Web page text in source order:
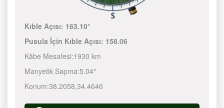
Kıble Açısı: 163.10°
Pusula İçin Kıble Açısı: 158.06
Kâbe Mesafesi:1930 km
Manyetik Sapma:5.04°
Konum:38.2058,34.4646